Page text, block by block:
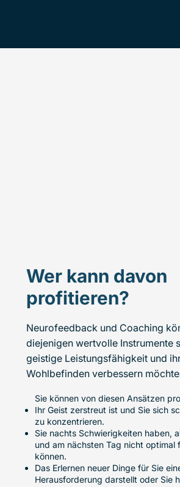
Wer kann davon
profitieren?
Neurofeedback und Coaching
diejenigen wertvolle Instrumente
geistige Leistungsfähigkeit und
Wohlbefinden verbessern
Sie können von diesen Ansätzen
Ihr Geist zerstreut ist und Sie sich
zu konzentrieren.
Sie nachts Schwierigkeiten haben,
und am nächsten Tag nicht optimal
können.
Das Erlernen neuer Dinge für Sie
Herausforderung darstellt oder Sie